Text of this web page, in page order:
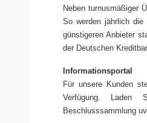
Neben turnusmäßiger
So werden jährlich
günstigeren Anbieter
der Deutschen
Informationsportal
Für unsere Kunden
Verfügung. Laden
Beschlusssammlung